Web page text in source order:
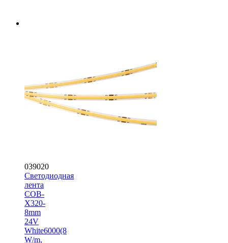
039020
Светодиодная
лента
COB-
X320-
8mm
24V
White6000(8
W/m,